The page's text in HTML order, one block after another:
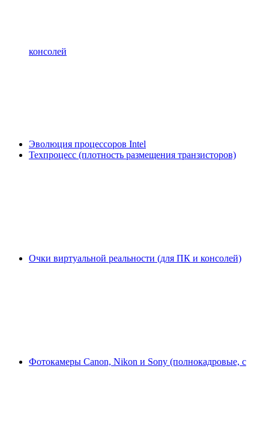
консолей
Эволюция процессоров Intel
Техпроцесс (плотность размещения транзисторов)
Очки виртуальной реальности (для ПК и консолей)
Фотокамеры Canon, Nikon и Sony (полнокадровые, с